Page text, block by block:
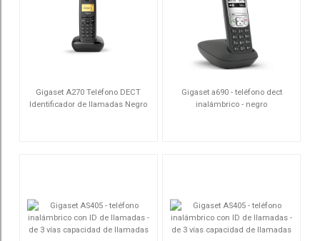
Gigaset A270 Teléfono DECT
Identificador de llamadas Negro
Gigaset a690 - teléfono dect
inalámbrico - negro